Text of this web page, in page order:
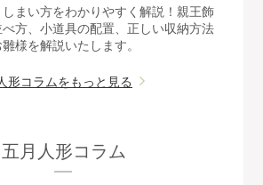
まい方をわかりやすく解説！親王飾
方、小道具の配置、正しい収納方法
様を解説いたします。
形コラムをもっと見る
五月人形コラム